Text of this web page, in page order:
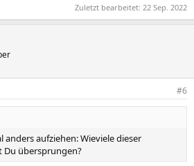
Zuletzt bearbeitet: 22 Sep. 2022
#6
anders aufziehen: Wieviele dieser
Du übersprungen?